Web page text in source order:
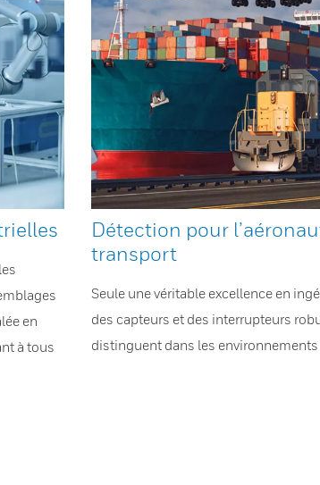
en
à tous
Détection pour
transport
Seule une véritable excellence en
des capteurs et des interrupteurs
distinguent dans les environnements